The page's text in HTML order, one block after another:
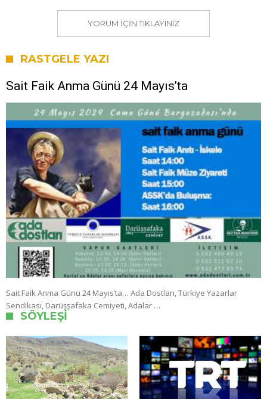
YORUM IÇIN TIKLAYINIZ
RASTGELE YAZI
Sait Faik Anma Günü 24 Mayıs’ta
Sait Faik Anma Günü 24 Mayıs’ta… Ada Dostları, Türkiye Yazarlar
Sendikası, Darüşşafaka Cemiyeti, Adalar …
SÖYLEŞI